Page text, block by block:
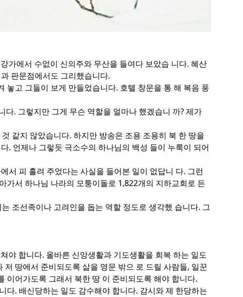
가에서 수없이 신의주와 무산을 들여다 보았습 니다. 혜산
판문점에서도 그리했습니다.
고 그들이 보게 만들었습니다. 호텔 창문을 통 해 복음 풍
. 그렇지만 그게 무슨 역할을 얼마나 했겠습니 까? 제가
같지 않았습니다. 하지만 방송은 조용 조용히 북 한 땅을
. 언제나 그렇듯 극소수의 하나님의 백성 들이 누룩이 되어
서 피 흘려 주었다는 사실을 들어본 일이 없답니 다. 그런
가서 하나님 나라의 모퉁이돌로 1,822개의 지하교회로 든
조선족이나 고려인을 돕는 역할 정도로 생각했 습니다. 그
야 합니다. 올바른 신앙생활과 기도생활을 회복 하는 일도
땅에서 준비되도록 삶을 영문 밖으 로 드릴 사람들, 일꾼
이어가도록 그래서 북한 땅 이 준비되도록 해야 합니다.
다. 배신당하는 일도 감수해야 합니다. 감시와 제 한당하는